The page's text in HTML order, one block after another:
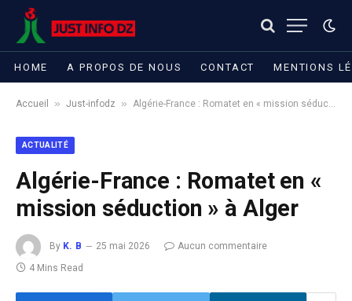
HOME A PROPOS DE NOUS CONTACT MENTIONS
Accueil » Just-infodz » Algérie-France : Romatet en « mission séduction » à Alger
ACTUALITÉ
Algérie-France : Romatet en «
mission séduction » à Alger
By K. B 25 mai 2026
Aucun commentaire
4 Mins Read